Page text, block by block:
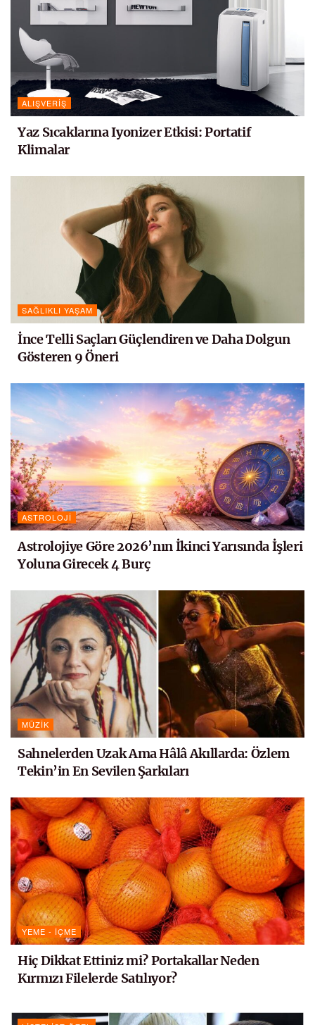
ALIŞVERIŞ
Yaz Sıcaklarına Iyonizer Etkisi: Portatif
Klimalar
SAĞLIKLI YAŞAM
İnce Telli Saçları Güçlendiren ve Daha Dolgun
Gösteren 9 Öneri
ASTROLOJI
Astrolojiye Göre 2026’nın İkinci Yarısında İşleri
Yoluna Girecek 4 Burç
MÜZIK
Sahnelerden Uzak Ama Hâlâ Akıllarda: Özlem
Tekin’in En Sevilen Şarkıları
YEME - İÇME
Hiç Dikkat Ettiniz mi? Portakallar Neden
Kırmızı Filelerde Satılıyor?